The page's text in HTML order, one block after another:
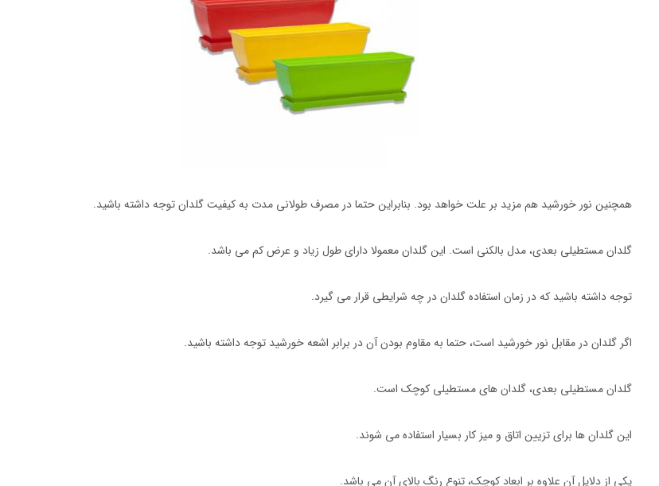
همچنین نور خورشید هم مزید بر علت خواهد بود. بنابراین حتما در مصرف طولانی مدت به کیفیت گلدان توجه داشته باشید.
گلدان مستطیلی بعدی، مدل بالکنی است. این گلدان معمولا دارای طول زیاد و عرض کم می باشد.
توجه داشته باشید که در زمان استفاده گلدان در چه شرایطی قرار می گیرد.
اگر گلدان در مقابل نور خورشید است، حتما به مقاوم بودن آن در برابر اشعه خورشید توجه داشته باشید.
گلدان مستطیلی بعدی، گلدان های مستطیلی کوچک است.
این گلدان ها برای تزیین اتاق و میز کار بسیار استفاده می شوند.
یکی از دلایل آن علاوه بر ابعاد کوچک، تنوع رنگ بالای آن می باشد.